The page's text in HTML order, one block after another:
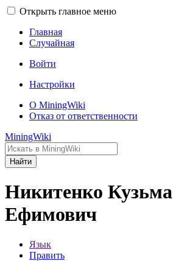
Открыть главное меню
Главная
Случайная
Войти
Настройки
О MiningWiki
Отказ от ответственности
MiningWiki
Найти
Никитенко Кузьма
Ефимович
Язык
Править